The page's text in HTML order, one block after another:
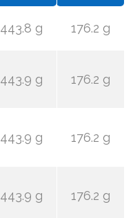
443.8 g 176.2 g
443.9 g 176.2 g
443.9 g 176.2 g
443.9 g 176.2 g